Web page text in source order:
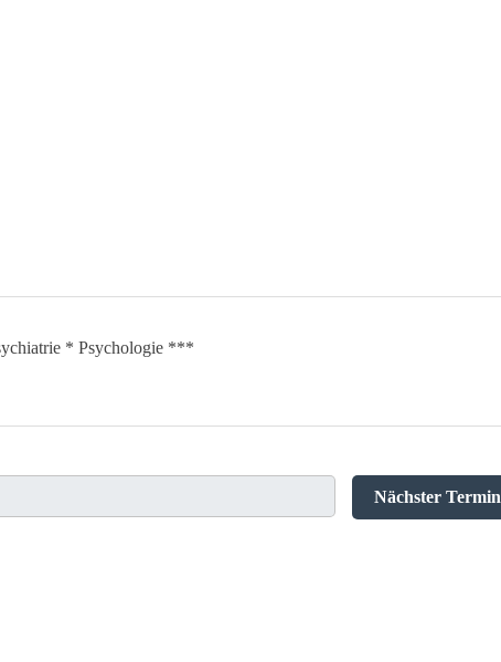
* Psychologie ***
Nächster Termin